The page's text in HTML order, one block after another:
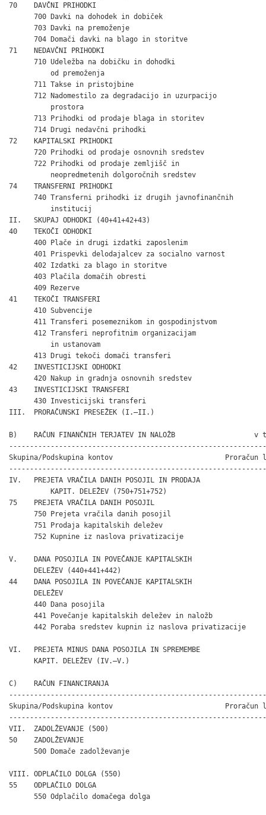
70    DAVČNI PRIHODKI
700 Davki na dohodek in dobiček
703 Davki na premoženje
704 Domači davki na blago in storitve
71    NEDAVČNI PRIHODKI
      710 Udeležba na dobičku in dohodki
od premoženja
711 Takse in pristojbine
      712 Nadomestilo za degradacijo in uzurpacijo
prostora
713 Prihodki od prodaje blaga in storitev
714 Drugi nedavčni prihodki
72    KAPITALSKI PRIHODKI
720 Prihodki od prodaje osnovnih sredstev
      722 Prihodki od prodaje zemljišč in
neopredmetenih dolgoročnih sredstev
74    TRANSFERNI PRIHODKI
      740 Transferni prihodki iz drugih javnofinančnih
institucij
II.   SKUPAJ ODHODKI (40+41+42+43)
40    TEKOČI ODHODKI
400 Plače in drugi izdatki zaposlenim
401 Prispevki delodajalcev za socialno varnost
402 Izdatki za blago in storitve
403 Plačila domačih obresti
409 Rezerve
41    TEKOČI TRANSFERI
410 Subvencije
411 Transferi posemeznikom in gospodinjstvom
      412 Transferi neprofitnim organizacijam
in ustanovam
413 Drugi tekoči domači transferi
42    INVESTICIJSKI ODHODKI
420 Nakup in gradnja osnovnih sredstev
43    INVESTICIJSKI TRANSFERI
430 Investicijski transferi
III.  PRORAČUNSKI PRESEŽEK (I.–II.)
B)    RAČUN FINANČNIH TERJATEV IN NALOŽB                   v
Skupina/Podskupina kontov                           Proračun
IV.   PREJETA VRAČILA DANIH POSOJIL IN PRODAJA
KAPIT. DELEŽEV (750+751+752)
75    PREJETA VRAČILA DANIH POSOJIL
750 Prejeta vračila danih posojil
751 Prodaja kapitalskih deležev
752 Kupnine iz naslova privatizacije
V.    DANA POSOJILA IN POVEČANJE KAPITALSKIH
DELEŽEV (440+441+442)
44    DANA POSOJILA IN POVEČANJE KAPITALSKIH
DELEŽEV
440 Dana posojila
441 Povečanje kapitalskih deležev in naložb
442 Poraba sredstev kupnin iz naslova privatizacije
VI.   PREJETA MINUS DANA POSOJILA IN SPREMEMBE
KAPIT. DELEŽEV (IV.–V.)
C)    RAČUN FINANCIRANJA
Skupina/Podskupina kontov                           Proračun
VII.  ZADOLŽEVANJE (500)
50    ZADOLŽEVANJE
500 Domače zadolževanje
VIII. ODPLAČILO DOLGA (550)
55    ODPLAČILO DOLGA
550 Odplačilo domačega dolga